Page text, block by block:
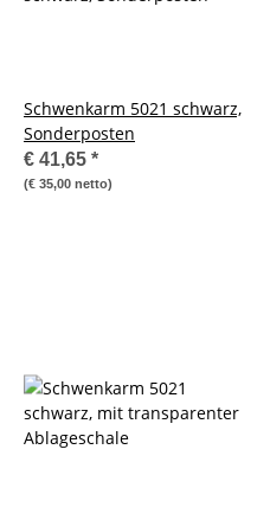
Schwenkarm 5021 schwarz,
Sonderposten
€ 41,65 *
(€ 35,00 netto)